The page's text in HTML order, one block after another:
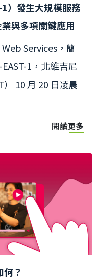
）發生大規模服務
與多項關鍵應用
Services，簡
1，北維吉尼
10 月 20 日凌晨
閱讀更多
？